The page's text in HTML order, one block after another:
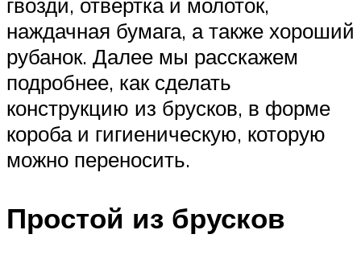
наждачная бумага, а также хороший
рубанок. Далее мы расскажем
подробнее, как сделать
конструкцию из брусков, в форме
короба и гигиеническую, которую
можно переносить.
Простой из брусков